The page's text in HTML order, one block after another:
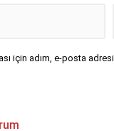
için adım, e-posta